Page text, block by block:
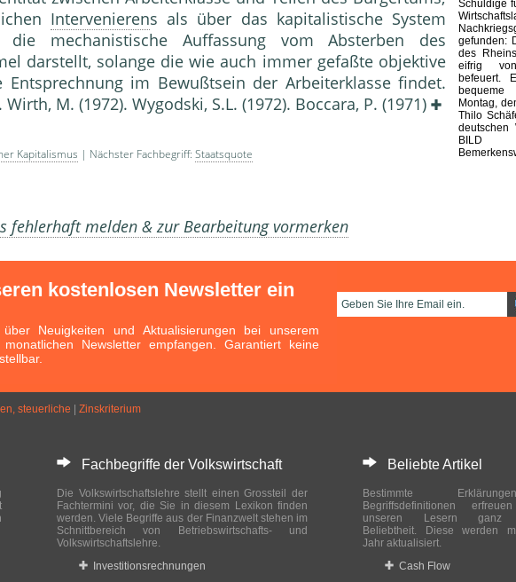
Intervenierens als über das kapitalistische System
mechanistische Auffassung vom Absterben des
darstellt, solange die wie auch immer gefaßte objektive
Entsprechnung im Bewußtsein der Arbeiterklasse findet.
M. (1972). Wygodski, S.L. (1972). Boccara, P. (1971)
Kapitalismus | Nächster Fachbegriff: Staatsquote
fehlerhaft melden & zur Bearbeitung vormerken
Schuldige
gefunden:
des
eifrig
befeuert.
Montag,
Thilo
deutschen
kostenlosen Newsletter ein
Neuigkeiten und Aktualisierungen bei unserem
Newsletter empfangen. Garantiert keine
steuerliche Zinskriterium
Fachbegriffe der Volkswirtschaft
Die Volkswirtschaftslehre stellt einen Grossteil der
Fachtermini vor, die Sie in diesem Lexikon finden
werden. Viele Begriffe aus der Finanzwelt stehen im
Schnittbereich von Betriebswirtschafts- und
Volkswirtschaftslehre.
Investitionsrechnungen
Beliebte Artikel
Bestimmte
Begriffsdefinitionen
unseren Lesern ganz
Beliebtheit. Diese werden
Jahr aktualisiert.
Cash Flow